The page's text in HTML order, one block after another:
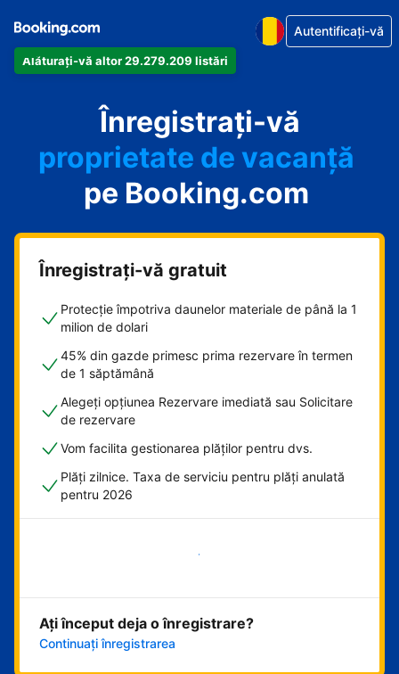
Alăturați-vă altor 29.279.209 listări
Autentificați-vă
Înregistrați-vă
apartamentul
hotelul
proprietate de vacanță
pensiunea
B&B-ul
pe Booking.com
Înregistrați-vă gratuit
Protecție împotriva daunelor materiale de până la 1
milion de dolari
45% din gazde primesc prima rezervare în termen
de 1 săptămână
Alegeți opțiunea Rezervare imediată sau Solicitare
de rezervare
Vom facilita gestionarea plăților pentru dvs.
Plăți zilnice. Taxa de serviciu pentru plăți anulată
pentru 2026
Începeți acum
Ați început deja o înregistrare?
Continuați înregistrarea